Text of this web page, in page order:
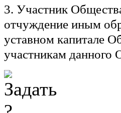
3. Участник
отчуждение иным
уставном капитале
участникам данного